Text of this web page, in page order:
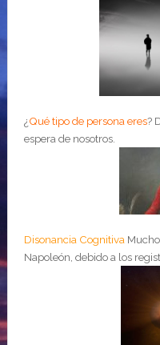
¿Qué tipo de persona eres?
espera de nosotros.
Disonancia Cognitiva
Napoleón, debido a los